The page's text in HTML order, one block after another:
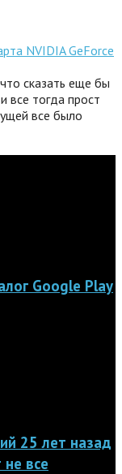
NVIDIA GeForce
сказать еще бы
все тогда прост
все было
Google Play
25 лет назад
не все